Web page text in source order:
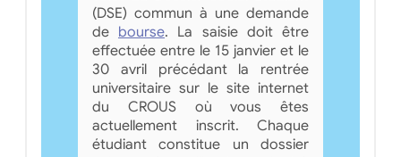
(DSE) commun à une demande
de bourse. La saisie doit être
effectuée entre le 15 janvier et le
30 avril précédant la rentrée
universitaire sur le site internet
du CROUS où vous êtes
actuellement inscrit. Chaque
étudiant constitue un dossier